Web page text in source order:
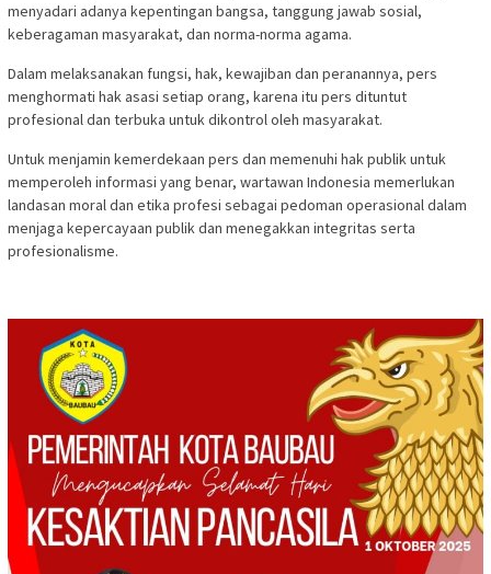
menyadari adanya kepentingan bangsa, tanggung jawab sosial,
keberagaman masyarakat, dan norma-norma agama.
Dalam melaksanakan fungsi, hak, kewajiban dan peranannya, pers
menghormati hak asasi setiap orang, karena itu pers dituntut
profesional dan terbuka untuk dikontrol oleh masyarakat.
Untuk menjamin kemerdekaan pers dan memenuhi hak publik untuk
memperoleh informasi yang benar, wartawan Indonesia memerlukan
landasan moral dan etika profesi sebagai pedoman operasional dalam
menjaga kepercayaan publik dan menegakkan integritas serta
profesionalisme.